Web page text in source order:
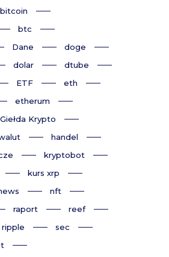
bitcoin
btc
Dane
doge
dolar
dtube
ETF
eth
etherum
Giełda Krypto
handel
kryptobot
kurs xrp
nft
raport
reef
ripple
sec